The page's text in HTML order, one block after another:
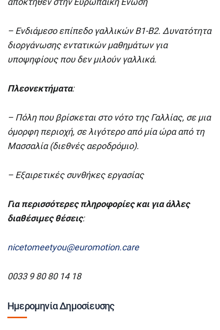
– Ενδιάμεσο επίπεδο γαλλικών Β1-Β2. Δυνατότητα
διοργάνωσης εντατικών μαθημάτων για
υποψηφίους που δεν μιλούν γαλλικά.
Πλεονεκτήματα:
– Πόλη που βρίσκεται στο νότο της Γαλλίας, σε μια
όμορφη περιοχή, σε λιγότερο από μία ώρα από τη
Μασσαλία (διεθνές αεροδρόμιο).
– Εξαιρετικές συνθήκες εργασίας
Για περισσότερες πληροφορίες και για άλλες
διαθέσιμες θέσεις:
nicetomeetyou@euromotion.care
0033 9 80 80 14 18
Ημερομηνία Δημοσίευσης